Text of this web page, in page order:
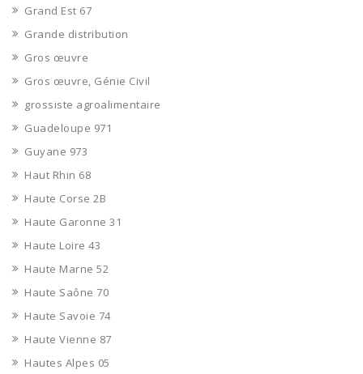
Grand Est 67
Grande distribution
Gros œuvre
Gros œuvre, Génie Civil
grossiste agroalimentaire
Guadeloupe 971
Guyane 973
Haut Rhin 68
Haute Corse 2B
Haute Garonne 31
Haute Loire 43
Haute Marne 52
Haute Saône 70
Haute Savoie 74
Haute Vienne 87
Hautes Alpes 05